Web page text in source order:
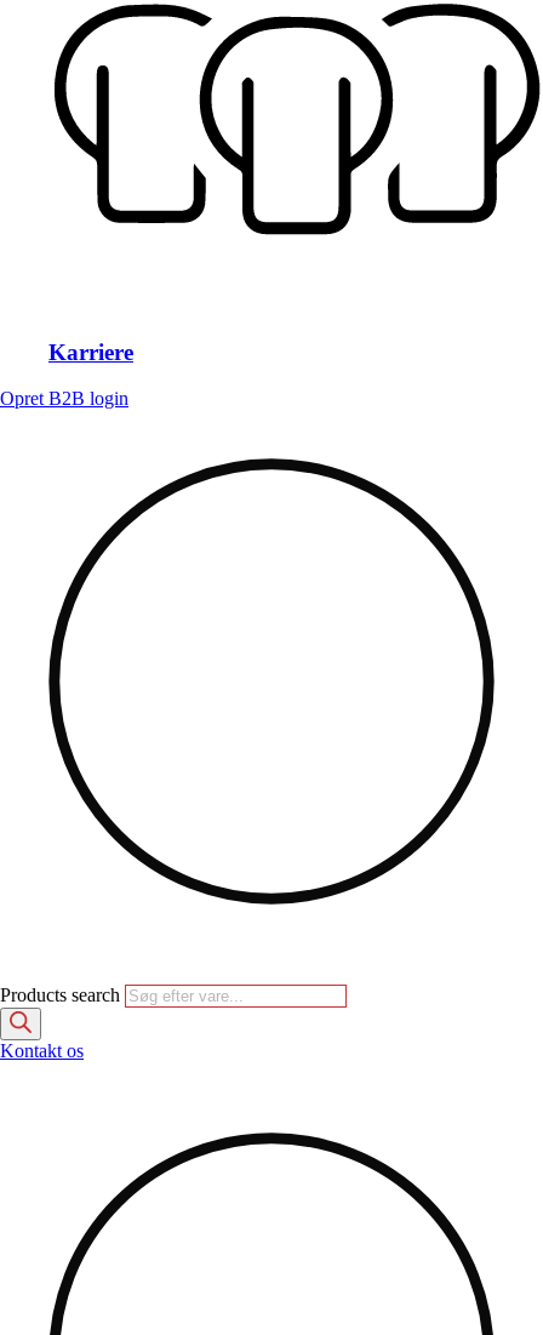
Karriere
Opret B2B login
Products search
Kontakt os